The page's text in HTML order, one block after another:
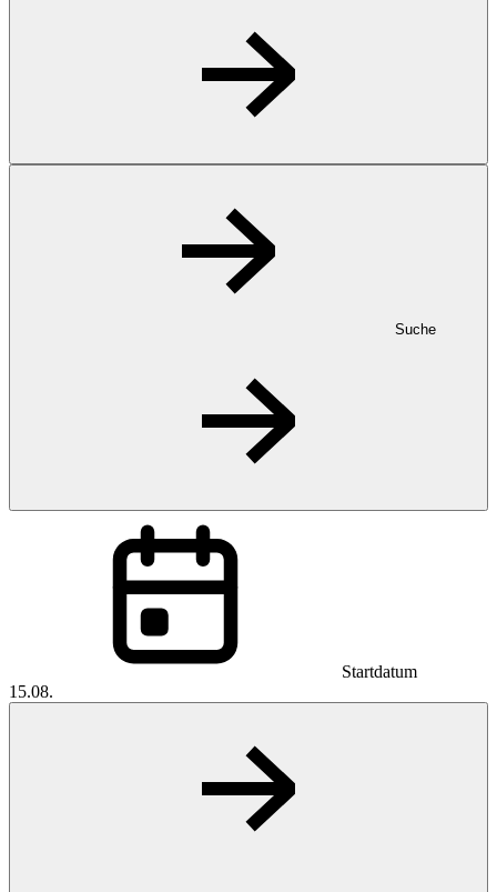
Suche
Startdatum
15.08.